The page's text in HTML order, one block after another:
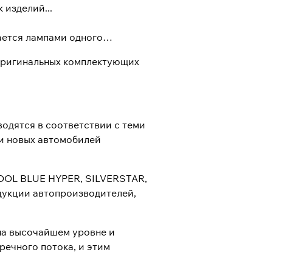
изделий...
лампами одного
комплектующих
в соответствии с теми
новых автомобилей
BLUE HYPER, SILVERSTAR,
автопроизводителей,
высочайшем уровне и
потока, и этим